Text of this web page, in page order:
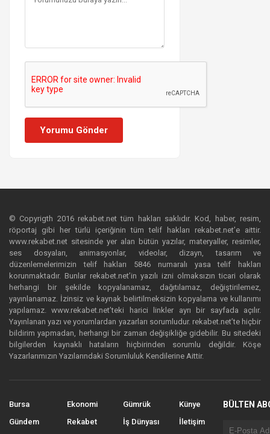
Yorumu Gönder
© Copyrigth 2016 rekabet.net tüm hakları saklıdır. Kod, haber, resim,
röportaj gibi her türlü içeriğinin tüm telif hakları rekabet.net’e aittir.
www.rekabet.net sitesinde yer alan bütün yazılar, materyaller, resimler,
ses dosyaları, animasyonlar, videolar, dizayn, tasarım ve
düzenlemelerimizin telif hakları 5846 numaralı yasa telif hakları
korunmaktadır. Bunlar rekabet.net’in yazılı izni olmaksızın ticari olarak
herhangi bir şekilde kopyalanamaz, dağıtılamaz, değiştirilemez,
yayınlanamaz. İzinsiz ve kaynak belirtilmeksizin kopyalama ve kullanımı
yapılamaz. www.rekabet.net’teki harici linkler ayrı bir sayfada açılır.
Yayınlanan yazı ve yorumlardan yazarları sorumludur. rekabet.net’te hiçbir
bildirim yapmadan, herhangi bir zaman değişikliğe gidebilir. Bu sitedeki
bilgilerden kaynaklı hataların hiçbirinden sorumlu değildir. Köşe
Yazarlarımızın Yazılarındaki Sorumluluk Kendilerine Aittir.
Bursa
Gündem
Ekonomi
Rekabet
Gümrük
İş Dünyası
Künye
İletişim
BÜLTEN